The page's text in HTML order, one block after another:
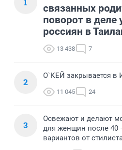
связанных
поворот в деле
россиян в
13 438 7
2
О`КЕЙ закрывается в
11 045 24
3
Освежают и делают
для женщин после 40
вариантов от